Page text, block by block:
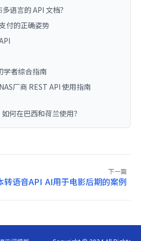
语言的 API 文档？
付的正确姿势
学者综合指南
厂商 REST API 使用指南
何在巴西和荷兰使用？
转语音API
下一篇
AI用于电影后期的案例